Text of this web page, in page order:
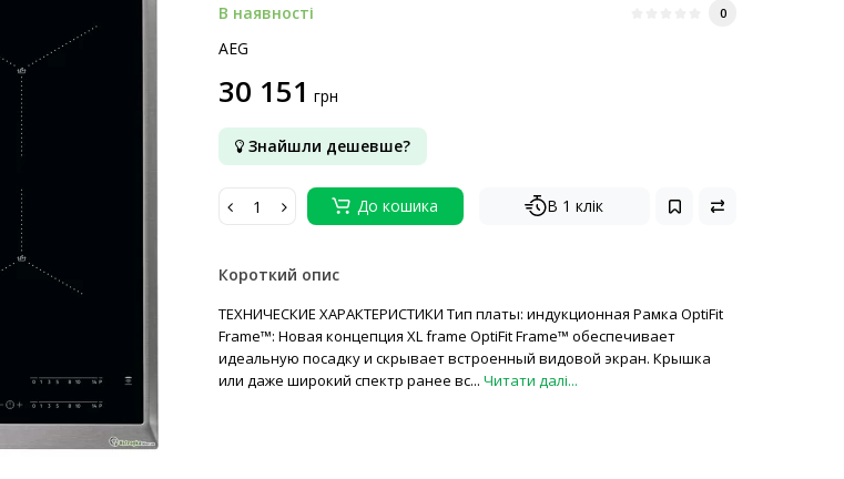
В наявності 0
AEG
30 151 грн
Знайшли дешевше?
До кошика В 1 клік
Короткий опис
ТЕХНИЧЕСКИЕ ХАРАКТЕРИСТИКИ Тип платы: индукционная Рамка OptiFit
Frame™: Новая концепция XL frame OptiFit Frame™ обеспечивает
идеальную посадку и скрывает встроенный видовой экран. Крышка
или даже широкий спектр ранее вс... Читати далі...